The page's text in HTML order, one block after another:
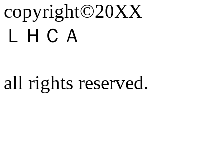
copyright©20XX
ＬＨＣＡ
all rights reserved.